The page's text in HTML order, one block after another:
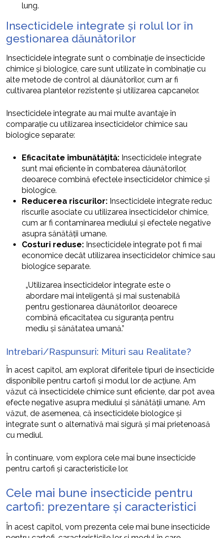
lung.
Insecticidele integrate și rolul lor în
gestionarea dăunătorilor
Insecticidele integrate sunt o combinație de insecticide
chimice și biologice, care sunt utilizate în combinație cu
alte metode de control al dăunătorilor, cum ar fi
cultivarea plantelor rezistente și utilizarea capcanelor.
Insecticidele integrate au mai multe avantaje în
comparație cu utilizarea insecticidelor chimice sau
biologice separate:
Eficacitate îmbunătățită: Insecticidele integrate
sunt mai eficiente în combaterea dăunătorilor,
deoarece combină efectele insecticidelor chimice și
biologice.
Reducerea riscurilor: Insecticidele integrate reduc
riscurile asociate cu utilizarea insecticidelor chimice,
cum ar fi contaminarea mediului și efectele negative
asupra sănătății umane.
Costuri reduse: Insecticidele integrate pot fi mai
economice decât utilizarea insecticidelor chimice sau
biologice separate.
„Utilizarea insecticidelor integrate este o
abordare mai inteligentă și mai sustenabilă
pentru gestionarea dăunătorilor, deoarece
combină eficacitatea cu siguranța pentru
mediu și sănătatea umană.”
Intrebari/Raspunsuri: Mituri sau Realitate?
În acest capitol, am explorat diferitele tipuri de insecticide
disponibile pentru cartofi și modul lor de acțiune. Am
văzut că insecticidele chimice sunt eficiente, dar pot avea
efecte negative asupra mediului și sănătății umane. Am
văzut, de asemenea, că insecticidele biologice și
integrate sunt o alternativă mai sigură și mai prietenoasă
cu mediul.
În continuare, vom explora cele mai bune insecticide
pentru cartofi și caracteristicile lor.
Cele mai bune insecticide pentru
cartofi: prezentare și caracteristici
În acest capitol, vom prezenta cele mai bune insecticide